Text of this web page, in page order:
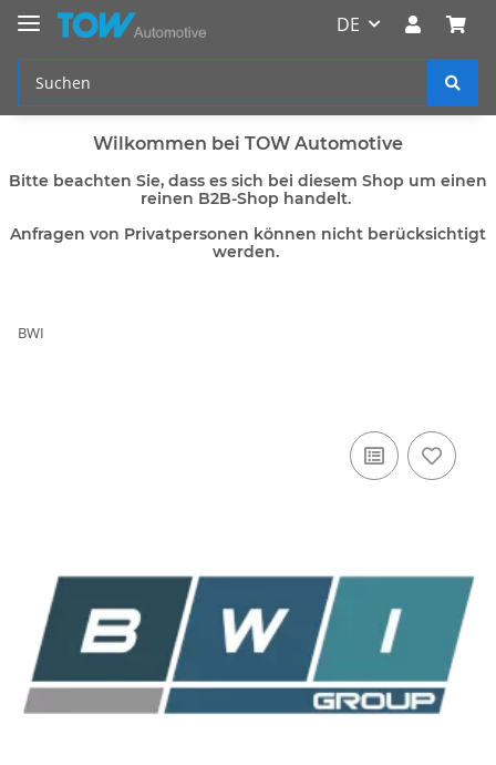
DE
Wilkommen bei TOW Automotive
Bitte beachten Sie, dass es sich bei diesem Shop um einen
reinen B2B-Shop handelt.
Anfragen von Privatpersonen können nicht berücksichtigt
werden.
BWI